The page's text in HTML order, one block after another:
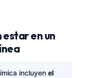
estar en un
incluyen el